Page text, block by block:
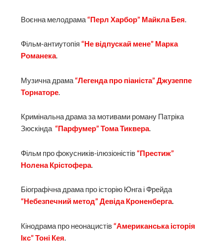
Воєнна мелодрама“Перл Харбор” Майкла Бея.
Фільм-антиутопія“Не відпускай мене” Марка
Романека.
Музична драма “Легенда про піаніста” Джузеппе
Торнаторе.
Кримінальна драма за мотивами роману Патріка
Зюскінда“Парфумер” Тома Тиквера.
Фільм про фокусників-ілюзіоністів“Престиж”
Нолена Крістофера.
Біографічна драма про історію Юнга і Фрейда
“Небезпечний метод” Девіда Кроненберга.
Кінодрама про неонацистів“Американська історія
Ікс” Тоні Кея.